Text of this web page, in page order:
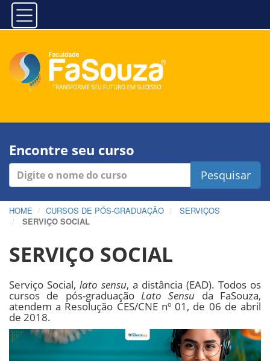
Encontre seu curso
Pesquisar
HOME CURSOS DE PÓS-GRADUAÇÃO
SERVIÇOS
SERVIÇO SOCIAL
SERVIÇO SOCIAL
Serviço Social, lato sensu, a distância (EAD). Todos os
cursos de pós-graduação Lato Sensu da FaSouza,
atendem a Resolução CES/CNE nº 01, de 06 de abril
de 2018.